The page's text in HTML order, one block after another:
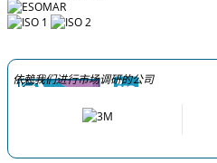
依赖我们进行市场调研的公司